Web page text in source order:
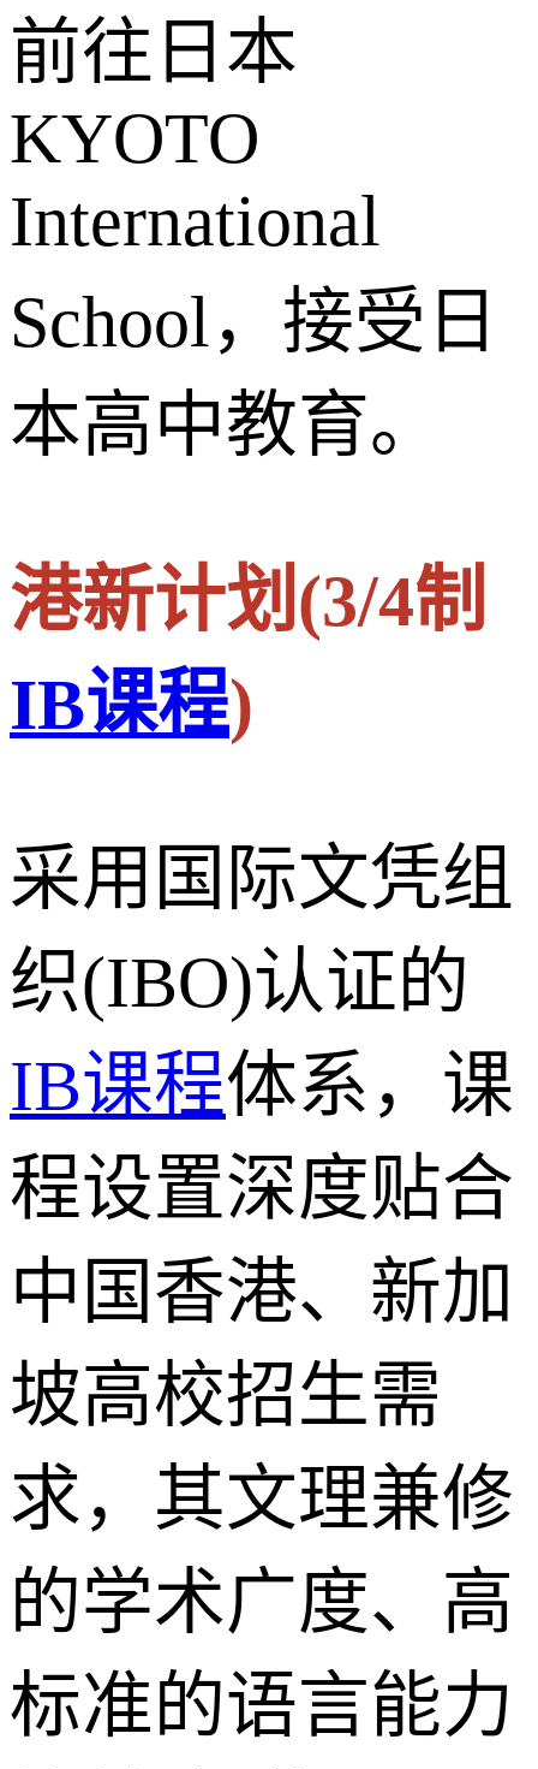
前往日本
KYOTO
International
School，接受日
本高中教育。
港新计划(3/4制
IB课程)
采用国际文凭组
织(IBO)认证的
IB课程体系，课
程设置深度贴合
中国香港、新加
坡高校招生需
求，其文理兼修
的学术广度、高
标准的语言能力